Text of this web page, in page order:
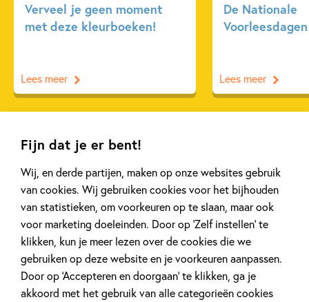
Fijn dat je er bent!
Wij, en derde partijen, maken op onze websites gebruik
van cookies. Wij gebruiken cookies voor het bijhouden
van statistieken, om voorkeuren op te slaan, maar ook
voor marketing doeleinden. Door op ‘Zelf instellen’ te
klikken, kun je meer lezen over de cookies die we
gebruiken op deze website en je voorkeuren aanpassen.
Door op ‘Accepteren en doorgaan’ te klikken, ga je
akkoord met het gebruik van alle categorieën cookies
Verveel je geen moment
met deze kleurboeken!
Lees meer
De Nationale
Lees meer
Bekijk alle artikelen
Bekijk ook eens